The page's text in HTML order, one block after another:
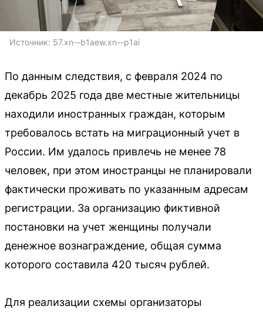
Источник: 57.xn--b1aew.xn--p1ai
По данным следствия, с февраля 2024 по
декабрь 2025 года две местные жительницы
находили иностранных граждан, которым
требовалось встать на миграционный учет в
России. Им удалось привлечь не менее 78
человек, при этом иностранцы не планировали
фактически проживать по указанным адресам
регистрации. За организацию фиктивной
постановки на учет женщины получали
денежное вознаграждение, общая сумма
которого составила 420 тысяч рублей.
Для реализации схемы организаторы